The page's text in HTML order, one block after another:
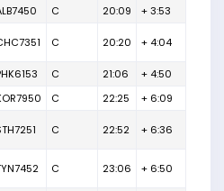
C 20:09 + 3:53
C 20:20 + 4:04
C 21:06
+ 4:50
C 22:25 + 6:09
C 22:52 + 6:36
C 23:06 + 6:50